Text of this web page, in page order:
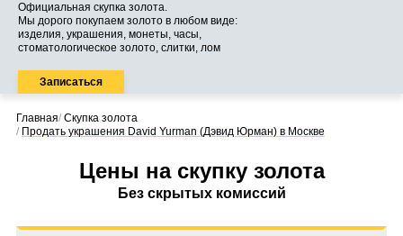
Официальная скупка золота.
Мы дорого покупаем золото в любом виде:
изделия, украшения, монеты, часы,
стоматологическое золото, слитки, лом
Записаться
Главная/ Скупка золота
/ Продать украшения David Yurman (Дэвид Юрман) в Москве
Цены на скупку золота
Без скрытых комиссий